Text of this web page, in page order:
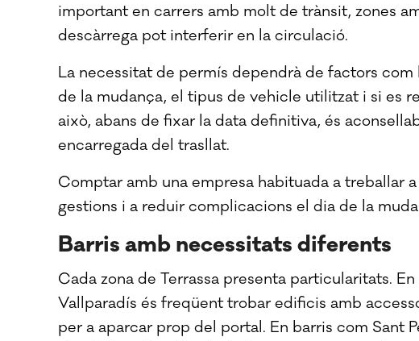
important en carrers amb molt de trànsit, zones
descàrrega pot interferir en la circulació.
La necessitat de permís dependrà de factors
de la mudança, el tipus de vehicle utilitzat i si es
això, abans de fixar la data definitiva, és
encarregada del trasllat.
Comptar amb una empresa habituada a treballar
gestions i a reduir complicacions el dia de la
Barris amb necessitats diferents
Cada zona de Terrassa presenta particularitats.
Vallparadís és freqüent trobar edificis amb
per a aparcar prop del portal. En barris com Sant